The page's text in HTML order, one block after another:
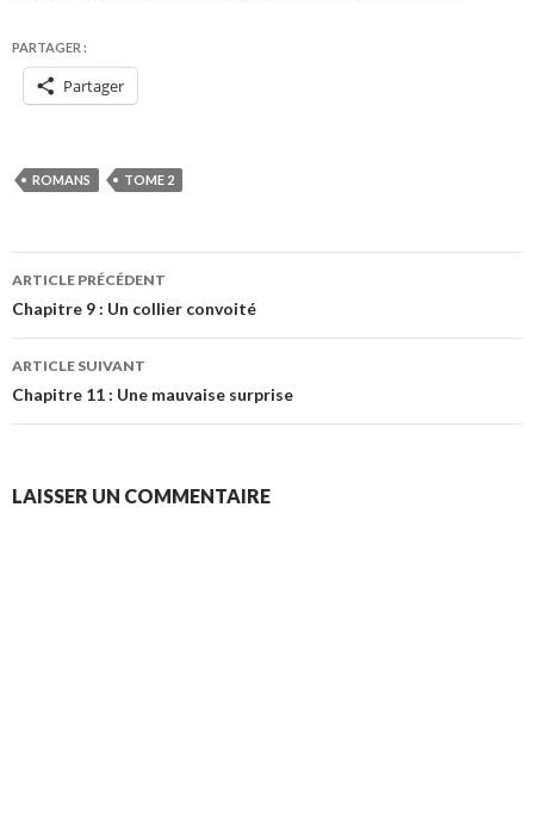
PARTAGER :
Partager
ROMANS TOME 2
Navigation
des
articles
ARTICLE PRÉCÉDENT
Chapitre 9 : Un collier convoité
ARTICLE SUIVANT
Chapitre 11 : Une mauvaise surprise
LAISSER UN COMMENTAIRE